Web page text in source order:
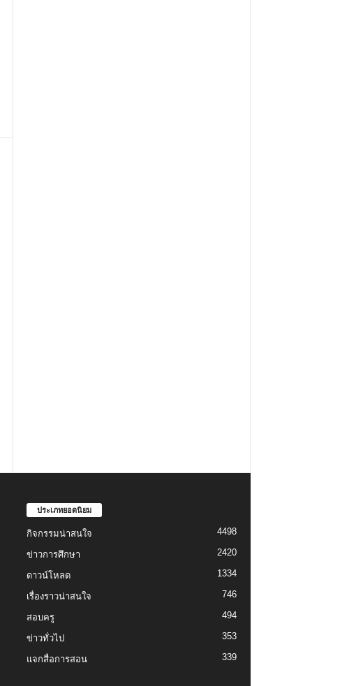
ประเภทยอดนิยม
กิจกรรมน่าสนใจ 4498
ข่าวการศึกษา 2420
ดาวน์โหลด 1334
เรื่องราวน่าสนใจ 746
สอบครู 494
ข่าวทั่วไป 353
แจกสื่อการสอน 339